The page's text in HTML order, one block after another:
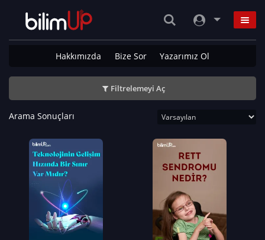
Hakkımızda Bize Sor Yazarımız Ol
Filtrelemeyi Aç
Arama Sonuçları